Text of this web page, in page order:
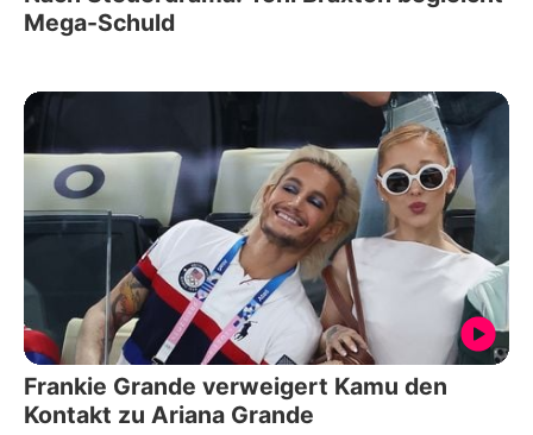
Mega-Schuld
Frankie Grande verweigert Kamu den
Kontakt zu Ariana Grande